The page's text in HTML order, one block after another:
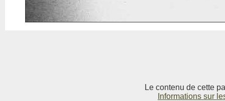
Le contenu de cette
Informations sur